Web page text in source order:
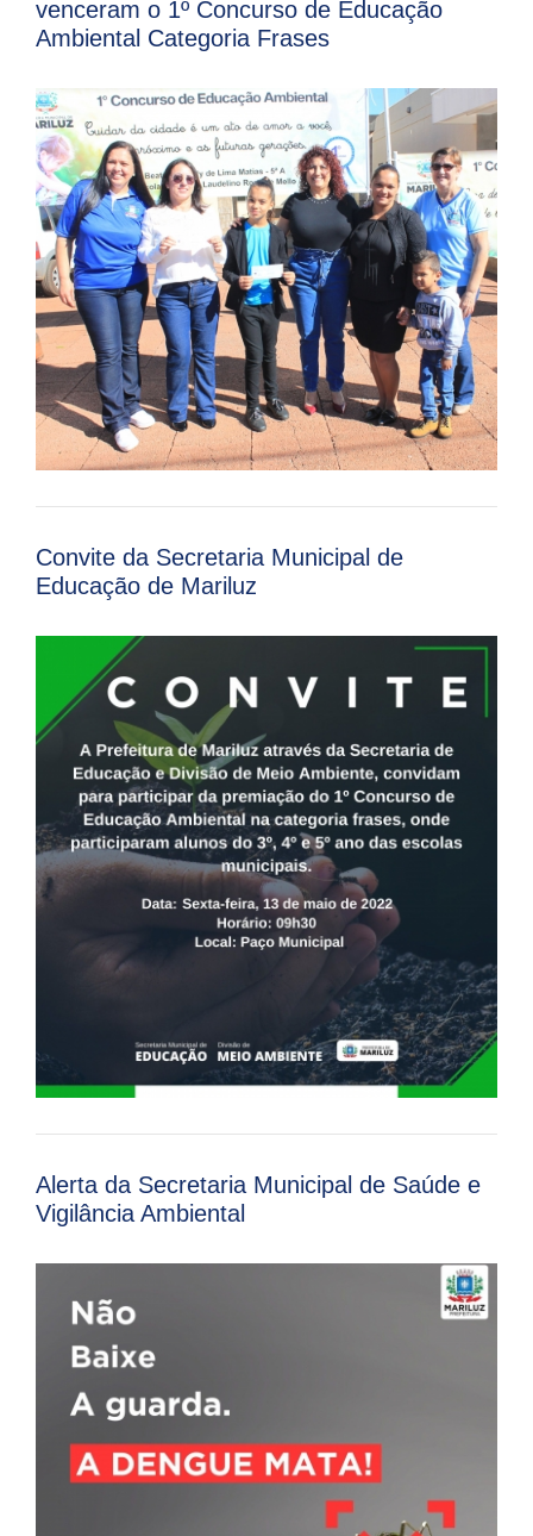
venceram o 1º Concurso de Educação
Ambiental Categoria Frases
Convite da Secretaria Municipal de
Educação de Mariluz
Alerta da Secretaria Municipal de Saúde e
Vigilância Ambiental